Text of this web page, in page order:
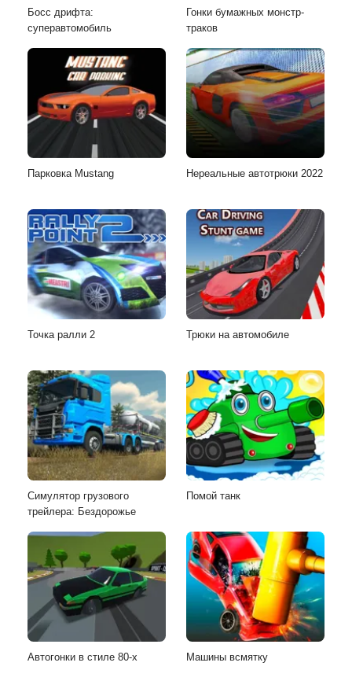
Босс дрифта:
суперавтомобиль
Гонки бумажных монстр-
траков
Парковка Mustang Нереальные автотрюки 2022
Точка ралли 2 Трюки на автомобиле
Симулятор грузового
трейлера: Бездорожье
Помой танк
Автогонки в стиле 80-х Машины всмятку